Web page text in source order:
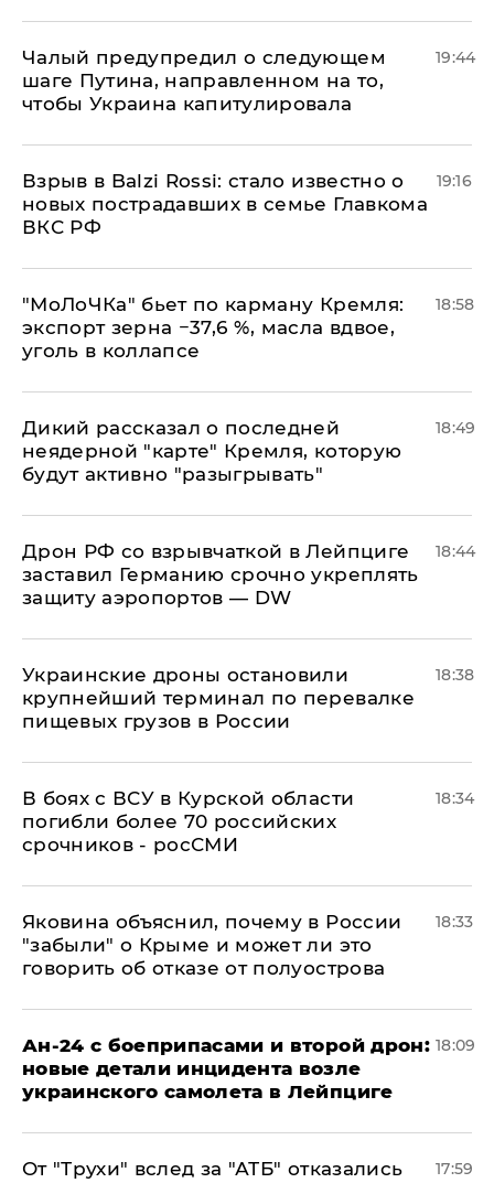
Чалый предупредил о следующем
шаге Путина, направленном на то,
чтобы Украина капитулировала
19:44
Взрыв в Balzi Rossi: стало известно о
новых пострадавших в семье Главкома
ВКС РФ
19:16
​"МоЛоЧКа" бьет по карману Кремля:
экспорт зерна −37,6 %, масла вдвое,
уголь в коллапсе
18:58
Дикий рассказал о последней
неядерной "карте" Кремля, которую
будут активно "разыгрывать"
18:49
​Дрон РФ со взрывчаткой в Лейпциге
заставил Германию срочно укреплять
защиту аэропортов — DW
18:44
Украинские дроны остановили
крупнейший терминал по перевалке
пищевых грузов в России
18:38
В боях с ВСУ в Курской области
погибли более 70 российских
срочников - росСМИ
18:34
Яковина объяснил, почему в России
"забыли" о Крыме и может ли это
говорить об отказе от полуострова
18:33
Ан-24 с боеприпасами и второй дрон:
новые детали инцидента возле
украинского самолета в Лейпциге
18:09
От "Трухи" вслед за "АТБ" отказались
17:59